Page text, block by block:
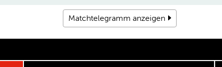
Matchtelegramm anzeigen